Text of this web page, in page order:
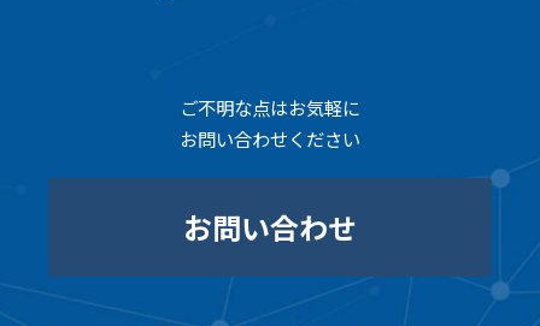
ご不明な点はお気軽に
お問い合わせください
お問い合わせ